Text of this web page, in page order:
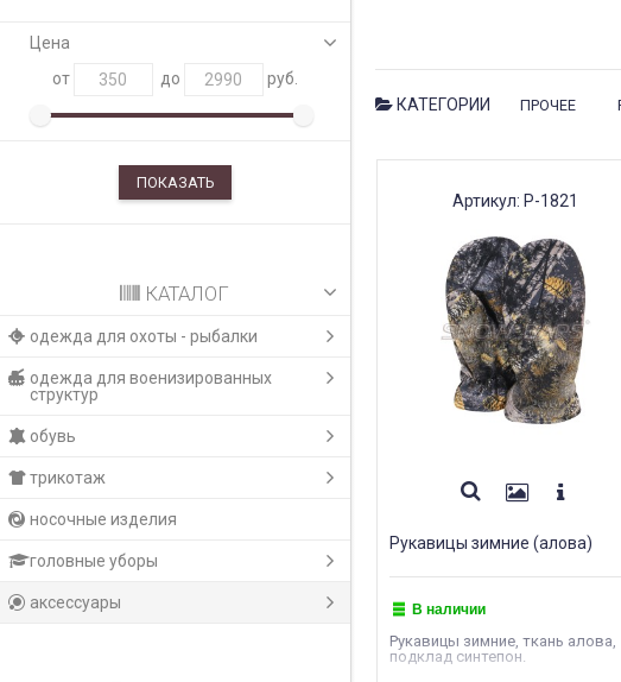
Цена
от
до руб.
КАТАЛОГ
одежда для охоты - рыбалки
одежда для военизированных
структур
обувь
трикотаж
носочные изделия
головные уборы
аксессуары
КАТЕГОРИИ ПРОЧЕЕ
Артикул: Р-1821
Рукавицы зимние (алова)
В наличии
Рукавицы зимние, ткань алова,
подклад синтепон.